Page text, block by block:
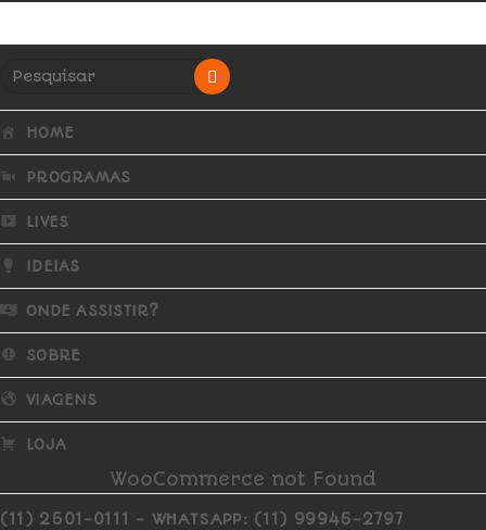
HOME
PROGRAMAS
LIVES
IDEIAS
ONDE ASSISTIR?
SOBRE
VIAGENS
LOJA
WooCommerce not Found
(11) 2501-0111 - WHATSAPP: (11) 99945-2797